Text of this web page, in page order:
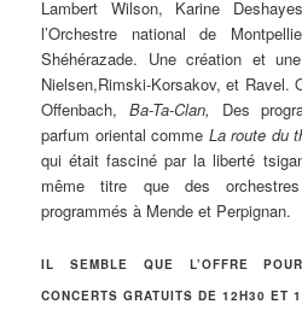
Lambert Wilson, Karine
l’Orchestre national de
Shéhérazade. Une création et
Nielsen,Rimski-Korsakov, et Ravel.
Offenbach, Ba-Ta-Clan, Des
parfum oriental comme La route du
qui était fasciné par la liberté
même titre que des
programmés à Mende et Perpignan.
IL SEMBLE QUE L’OFFRE
CONCERTS GRATUITS DE 12H30 ET